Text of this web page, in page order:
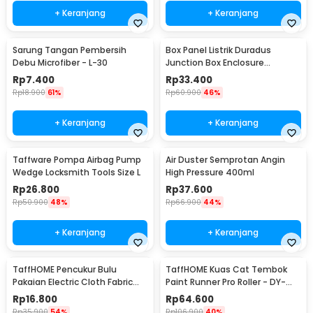
+ Keranjang + Keranjang
Sarung Tangan Pembersih
Debu Microfiber - L-30
Rp7.400
Rp18.900 61%
+ Keranjang
Box Panel Listrik Duradus
Junction Box Enclosure
Waterproof 158x90mm - B1589
Rp33.400
Rp60.900 46%
+ Keranjang
Taffware Pompa Airbag Pump
Wedge Locksmith Tools Size L
Rp26.800
Rp50.900 48%
+ Keranjang
Air Duster Semprotan Angin
High Pressure 400ml
Rp37.600
Rp66.900 44%
+ Keranjang
TaffHOME Pencukur Bulu
Pakaian Electric Cloth Fabric
Shaver - FL-188
Rp16.800
TaffHOME Kuas Cat Tembok
Paint Runner Pro Roller - DY-
526
Rp64.600